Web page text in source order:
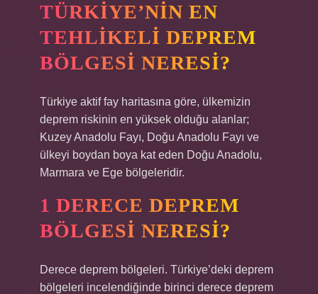
TÜRKIYE’NIN EN
TEHLIKELI DEPREM
BÖLGESI NERESI?
Türkiye aktif fay haritasına göre, ülkemizin
deprem riskinin en yüksek olduğu alanlar;
Kuzey Anadolu Fayı, Doğu Anadolu Fayı ve
ülkeyi boydan boya kat eden Doğu Anadolu,
Marmara ve Ege bölgeleridir.
1 DERECE DEPREM
BÖLGESI NERESI?
Derece deprem bölgeleri. Türkiye’deki deprem
bölgeleri incelendiğinde birinci derece deprem